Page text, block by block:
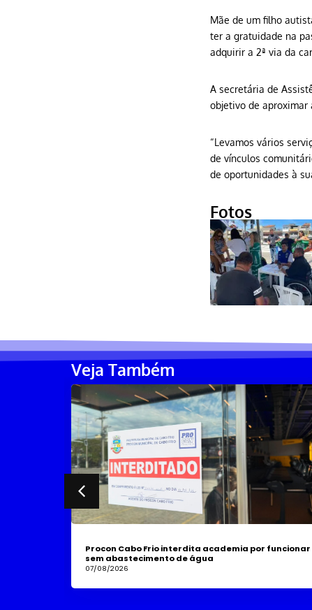
Mãe de um filho
ter a gratuidade na
adquirir a 2ª via da
A secretária de
objetivo de aproximar
“Levamos vários
de vínculos
de oportunidades à
Fotos
Veja Também
Procon Cabo Frio interdita academia por funcionar
sem abastecimento de água
07/08/2026